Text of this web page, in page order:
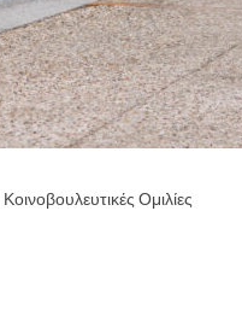
Κοινοβουλευτικές Ομιλίες